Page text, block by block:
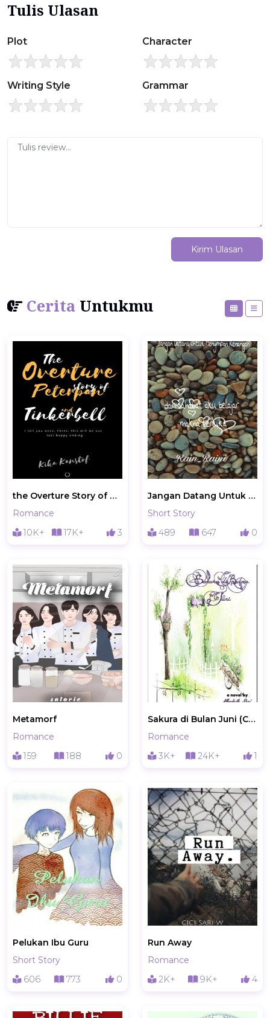
Tulis Ulasan
Plot Character
Writing Style Grammar
Kirim Ulasan
Cerita Untukmu
the Overture Story of Peterpan and Tinkerbell
Romance
10K+
17K+ 3
Jangan Datang Untuk Menyimpan Kenangan
Short Story
489
647 0
Metamorf
Romance
159
188 0
Sakura di Bulan Juni (Complete)
Romance
3K+
24K+ 1
Pelukan Ibu Guru
Short Story
606
773 0
Run Away
Romance
2K+
9K+ 4